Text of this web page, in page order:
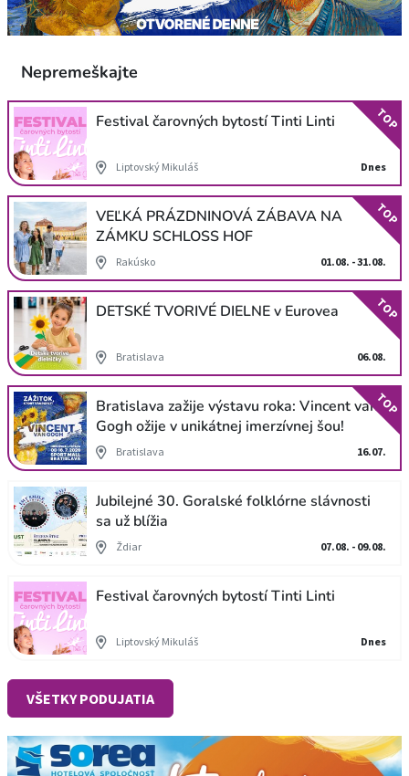
Nepremeškajte
Festival čarovných bytostí Tinti Linti
Liptovský Mikuláš Dnes
TOP
VEĽKÁ PRÁZDNINOVÁ ZÁBAVA NA
ZÁMKU SCHLOSS HOF
Rakúsko 01.08. - 31.08.
TOP
DETSKÉ TVORIVÉ DIELNE v Eurovea
Bratislava 06.08.
TOP
Bratislava zažije výstavu roka: Vincent van
Gogh ožije v unikátnej imerzívnej šou!
Bratislava 16.07.
TOP
Jubilejné 30. Goralské folklórne slávnosti
sa už blížia
Ždiar 07.08. - 09.08.
Festival čarovných bytostí Tinti Linti
Liptovský Mikuláš Dnes
VŠETKY PODUJATIA